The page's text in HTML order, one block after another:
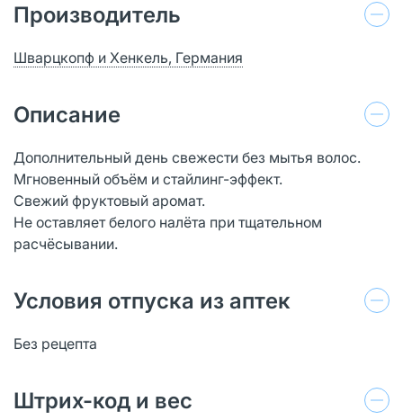
Производитель
Шварцкопф и Хенкель, Германия
Описание
Дополнительный день свежести без мытья волос.
Мгновенный объём и стайлинг-эффект.
Свежий фруктовый аромат.
Не оставляет белого налёта при тщательном
расчёсывании.
Условия отпуска из аптек
Без рецепта
Штрих-код и вес